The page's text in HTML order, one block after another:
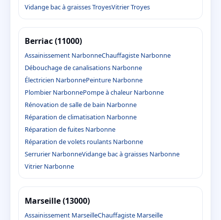
Vidange bac à graisses TroyesVitrier Troyes
Berriac (11000)
Assainissement NarbonneChauffagiste Narbonne
Débouchage de canalisations Narbonne
Électricien NarbonnePeinture Narbonne
Plombier NarbonnePompe à chaleur Narbonne
Rénovation de salle de bain Narbonne
Réparation de climatisation Narbonne
Réparation de fuites Narbonne
Réparation de volets roulants Narbonne
Serrurier NarbonneVidange bac à graisses Narbonne
Vitrier Narbonne
Marseille (13000)
Assainissement MarseilleChauffagiste Marseille